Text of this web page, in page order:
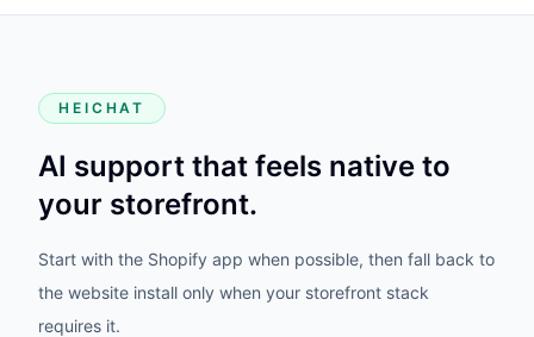
HEICHAT
AI support that feels native to
your storefront.
Start with the Shopify app when possible, then fall back to
the website install only when your storefront stack
requires it.